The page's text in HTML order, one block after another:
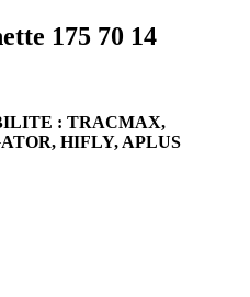
175 70 14
: TRACMAX,
HIFLY, APLUS